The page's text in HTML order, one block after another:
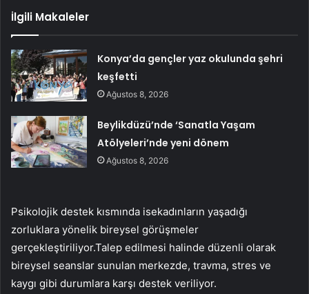
İlgili Makaleler
Konya’da gençler yaz okulunda şehri
keşfetti
Ağustos 8, 2026
Beylikdüzü’nde ‘Sanatla Yaşam
Atölyeleri’nde yeni dönem
Ağustos 8, 2026
Psikolojik destek kısmında isekadınların yaşadığı
zorluklara yönelik bireysel görüşmeler
gerçekleştiriliyor.Talep edilmesi halinde düzenli olarak
bireysel seanslar sunulan merkezde, travma, stres ve
kaygı gibi durumlara karşı destek veriliyor.